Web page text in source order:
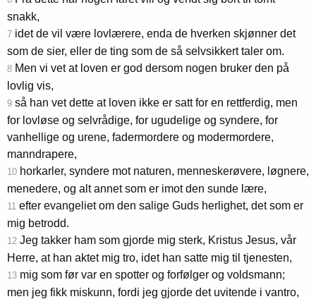
snakk,
7 idet de vil være lovlærere, enda de hverken skjønner det
som de sier, eller de ting som de så selvsikkert taler om.
8 Men vi vet at loven er god dersom nogen bruker den på
lovlig vis,
9 så han vet dette at loven ikke er satt for en rettferdig, men
for lovløse og selvrådige, for ugudelige og syndere, for
vanhellige og urene, fadermordere og modermordere,
manndrapere,
10 horkarler, syndere mot naturen, menneskerøvere, løgnere,
menedere, og alt annet som er imot den sunde lære,
11 efter evangeliet om den salige Guds herlighet, det som er
mig betrodd.
12 Jeg takker ham som gjorde mig sterk, Kristus Jesus, vår
Herre, at han aktet mig tro, idet han satte mig til tjenesten,
13 mig som før var en spotter og forfølger og voldsmann;
men jeg fikk miskunn, fordi jeg gjorde det uvitende i vantro,